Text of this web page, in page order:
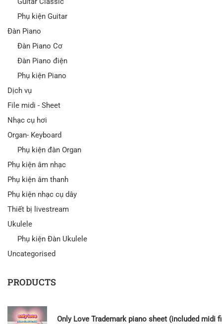
Phụ kiện Guitar
Đàn Piano
Đàn Piano Cơ
Đàn Piano điện
Phụ kiện Piano
Dịch vụ
File midi - Sheet
Nhạc cụ hơi
Organ- Keyboard
Phụ kiện đàn Organ
Phụ kiện âm nhạc
Phụ kiện âm thanh
Phụ kiện nhạc cụ dây
Thiết bị livestream
Ukulele
Phụ kiện Đàn Ukulele
Uncategorised
PRODUCTS
Only Love Trademark piano sheet (included midi